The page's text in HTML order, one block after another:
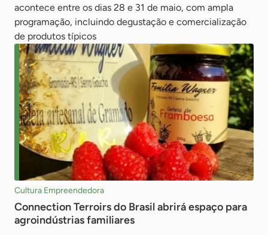
acontece entre os dias 28 e 31 de maio, com ampla
programação, incluindo degustação e comercialização
de produtos típicos
Cultura Empreendedora
Connection Terroirs do Brasil abrirá espaço para
agroindústrias familiares